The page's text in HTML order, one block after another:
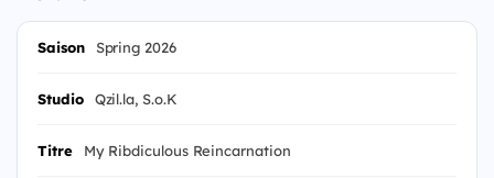
Saison Spring 2026
Studio Qzil.la, S.o.K
Titre My Ribdiculous Reincarnation